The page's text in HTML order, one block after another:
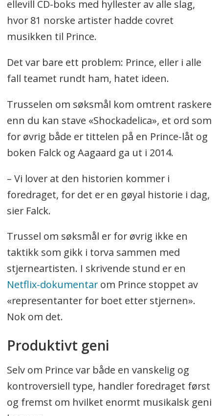
ellevill CD-boks med hyllester av alle slag,
hvor 81 norske artister hadde covret
musikken til Prince.
Det var bare ett problem: Prince, eller i alle
fall teamet rundt ham, hatet ideen.
Trusselen om søksmål kom omtrent raskere
enn du kan stave «Shockadelica», et ord som
for øvrig både er tittelen på en Prince-låt og
boken Falck og Aagaard ga ut i 2014.
– Vi lover at den historien kommer i
foredraget, for det er en gøyal historie i dag,
sier Falck.
Trussel om søksmål er for øvrig ikke en
taktikk som gikk i torva sammen med
stjerneartisten. I skrivende stund er en
Netflix-dokumentarom Prince stoppet av
«representanter for boet etter stjernen».
Nok om det.
Produktivt geni
Selv om Prince var både en vanskelig og
kontroversiell type, handler foredraget først
og fremst om hvilket enormt musikalsk geni